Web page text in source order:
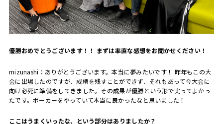
――優勝おめでとうございます！！ まずは率直な感想をお聞かせください！
mizunashi： ありがとうございます。本当に夢みたいです！ 昨年もこの大
会に出場したのですが、成績を残すことができず、それもあって今大会に
向け必死に準備をしてきました。その成果が優勝という形で実ってよかっ
たです。ポーカーをやっていて本当に良かったなと思いました！
――ここはうまくいったな、という部分はありましたか？